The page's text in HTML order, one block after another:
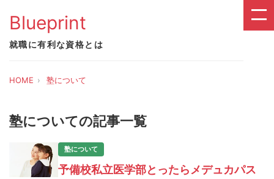
Blueprint
就職に有利な資格とは
HOME 塾について
塾についての記事一覧
塾について
予備校私立医学部とったらメデュカパス